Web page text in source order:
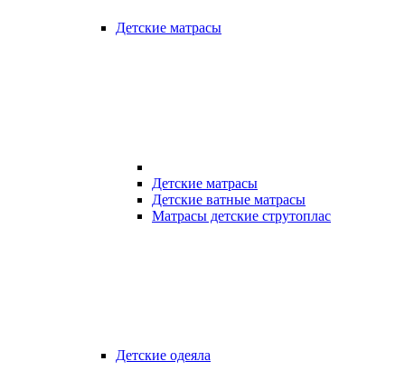
Детские матрасы
Детские матрасы
Детские ватные матрасы
Матрасы детские струтоплас
Детские одеяла